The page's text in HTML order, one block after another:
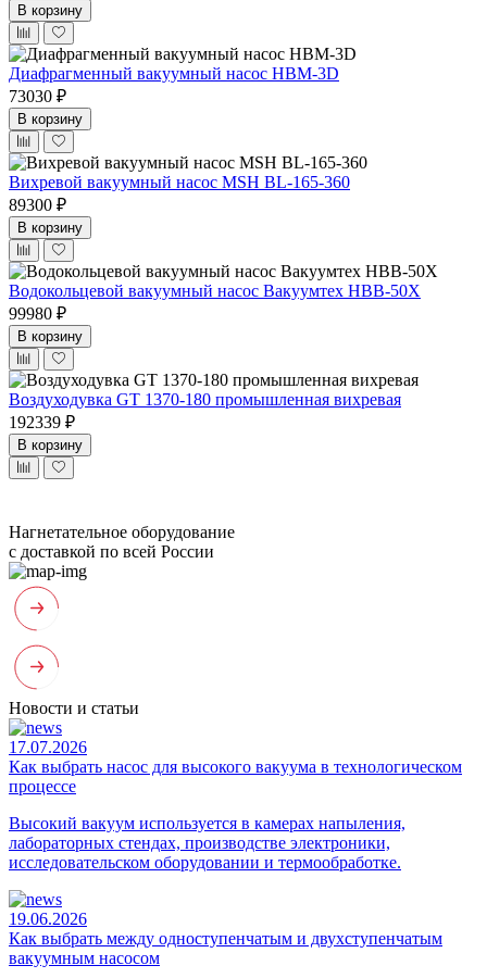
В корзину
Диафрагменный вакуумный насос НВМ-3D
73030 ₽
В корзину
Вихревой вакуумный насос MSH BL-165-360
89300 ₽
В корзину
Водокольцевой вакуумный насос Вакуумтех НВВ-50Х
99980 ₽
В корзину
Воздуходувка GT 1370-180 промышленная вихревая
192339 ₽
В корзину
Нагнетательное оборудование
с доставкой по всей России
Новости и статьи
17.07.2026
Как выбрать насос для высокого вакуума в технологическом
процессе
Высокий вакуум используется в камерах напыления,
лабораторных стендах, производстве электроники,
исследовательском оборудовании и термообработке.
19.06.2026
Как выбрать между одноступенчатым и двухступенчатым
вакуумным насосом